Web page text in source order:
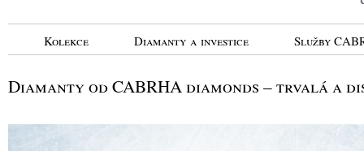
Kolekce Diamanty a investice Služby
Diamanty od CABRHA diamonds – trvalá a